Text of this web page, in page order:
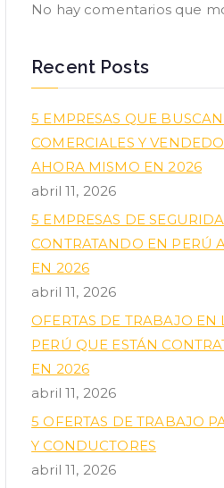
No hay comentarios que
Recent Posts
5 EMPRESAS QUE BUSCAN
COMERCIALES Y
AHORA MISMO EN 2026
abril 11, 2026
5 EMPRESAS DE
CONTRATANDO EN PERÚ
EN 2026
abril 11, 2026
OFERTAS DE TRABAJO EN
PERÚ QUE ESTÁN
EN 2026
abril 11, 2026
5 OFERTAS DE TRABAJO
Y CONDUCTORES
abril 11, 2026